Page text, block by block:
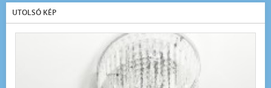
UTOLSÓ KÉP